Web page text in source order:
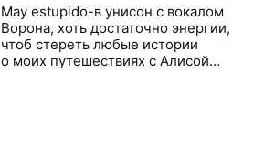
May estupido-в унисон с вокалом
Ворона, хоть достаточно энергии,
чтоб стереть любые истории
о моих путешествиях с Алисой…